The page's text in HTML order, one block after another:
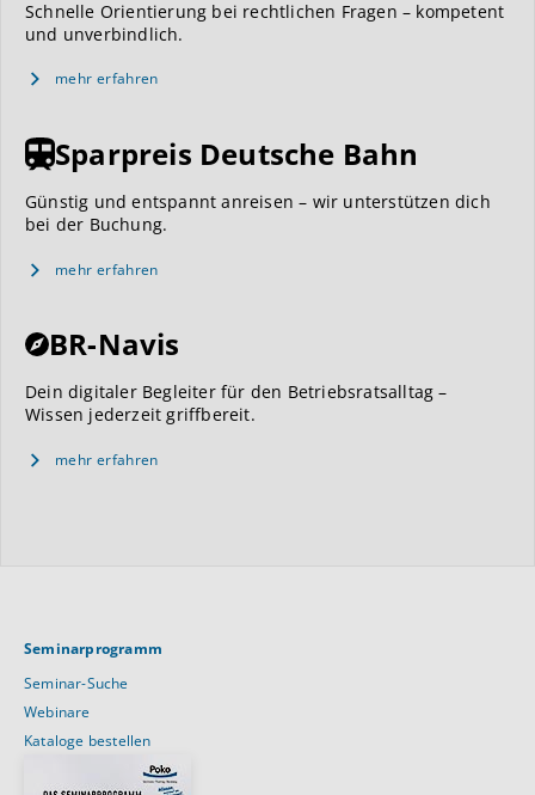
Schnelle Orientierung bei rechtlichen Fragen – kompetent
und unverbindlich.
mehr erfahren
Sparpreis Deutsche Bahn
Günstig und entspannt anreisen – wir unterstützen dich
bei der Buchung.
mehr erfahren
BR-Navis
Dein digitaler Begleiter für den Betriebsratsalltag –
Wissen jederzeit griffbereit.
mehr erfahren
Seminarprogramm
Seminar-Suche
Webinare
Kataloge bestellen